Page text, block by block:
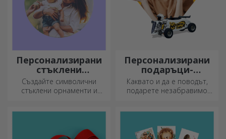
Персонализирани
стъклени
орнаменти
Създайте символични
стъклени орнаменти и
Персонализирани
подаръци-
преживявания
Каквато и да е поводът,
подарете незабравимо